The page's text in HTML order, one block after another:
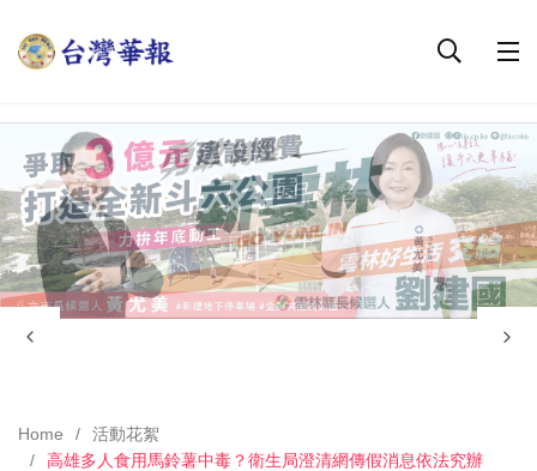
Home
活動花絮
高雄多人食用馬鈴薯中毒？衛生局澄清網傳假消息依法究辦